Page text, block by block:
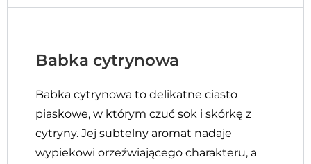
Babka cytrynowa
Babka cytrynowa to delikatne ciasto
piaskowe, w którym czuć sok i skórkę z
cytryny. Jej subtelny aromat nadaje
wypiekowi orzeźwiającego charakteru, a